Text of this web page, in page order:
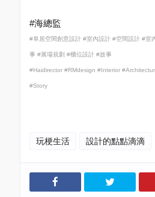
#海總監
#阜居空間創意設計 #室內設計 #空間設計 #室
事 #展場規劃 #櫃位設計 #故事
#Haidirector #RMdesign #Interior
#Story
玩梗生活 設計的點點滴滴